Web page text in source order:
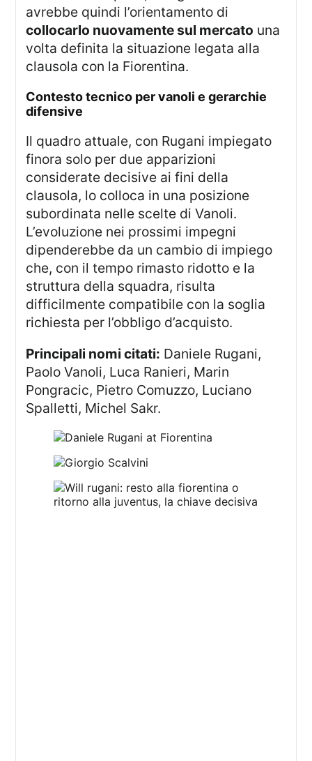
avrebbe quindi l’orientamento di
collocarlo nuovamente sul mercato una
volta definita la situazione legata alla
clausola con la Fiorentina.
contesto tecnico per vanoli e gerarchie
difensive
Il quadro attuale, con Rugani impiegato
finora solo per due apparizioni
considerate decisive ai fini della
clausola, lo colloca in una posizione
subordinata nelle scelte di Vanoli.
L’evoluzione nei prossimi impegni
dipenderebbe da un cambio di impiego
che, con il tempo rimasto ridotto e la
struttura della squadra, risulta
difficilmente compatibile con la soglia
richiesta per l’obbligo d’acquisto.
Principali nomi citati: Daniele Rugani,
Paolo Vanoli, Luca Ranieri, Marin
Pongracic, Pietro Comuzzo, Luciano
Spalletti, Michel Sakr.